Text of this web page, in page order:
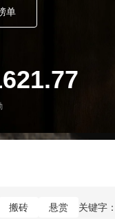
单
搬砖 悬赏 关键字